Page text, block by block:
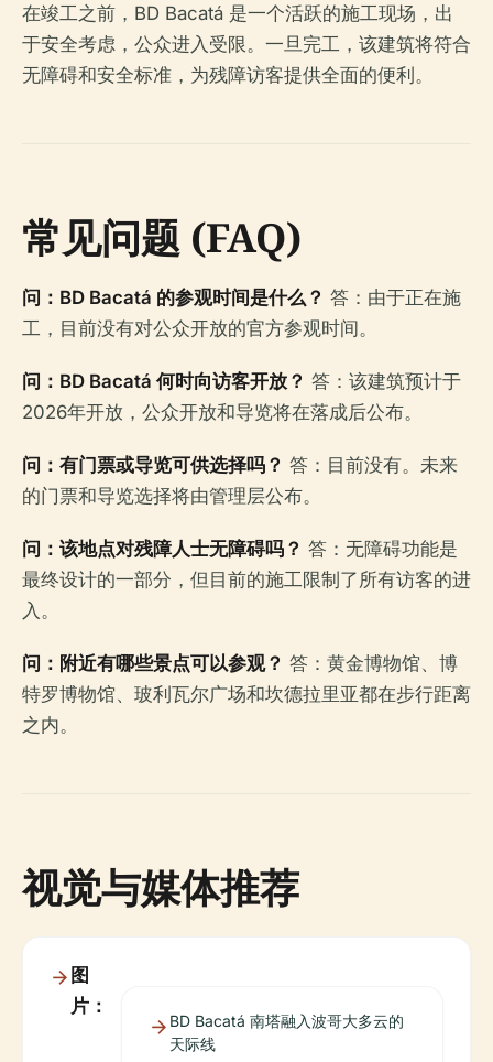
在竣工之前，BD Bacatá 是一个活跃的施工现场，出
于安全考虑，公众进入受限。一旦完工，该建筑将符合
无障碍和安全标准，为残障访客提供全面的便利。
常见问题 (FAQ)
问：BD Bacatá 的参观时间是什么？ 答：由于正在施
工，目前没有对公众开放的官方参观时间。
问：BD Bacatá 何时向访客开放？ 答：该建筑预计于
2026年开放，公众开放和导览将在落成后公布。
问：有门票或导览可供选择吗？ 答：目前没有。未来
的门票和导览选择将由管理层公布。
问：该地点对残障人士无障碍吗？ 答：无障碍功能是
最终设计的一部分，但目前的施工限制了所有访客的进
入。
问：附近有哪些景点可以参观？ 答：黄金博物馆、博
特罗博物馆、玻利瓦尔广场和坎德拉里亚都在步行距离
之内。
视觉与媒体推荐
图
片：
BD Bacatá 南塔融入波哥大多云的
天际线